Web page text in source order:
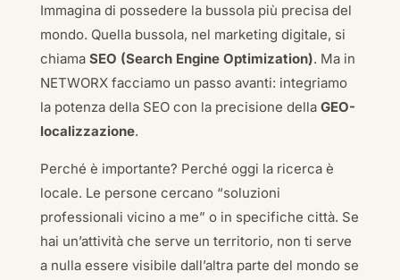
Immagina di possedere la bussola più precisa del
mondo. Quella bussola, nel marketing digitale, si
chiama SEO (Search Engine Optimization). Ma in
NETWORX facciamo un passo avanti: integriamo
la potenza della SEO con la precisione della GEO-
localizzazione.
Perché è importante? Perché oggi la ricerca è
locale. Le persone cercano “soluzioni
professionali vicino a me” o in specifiche città. Se
hai un’attività che serve un territorio, non ti serve
a nulla essere visibile dall’altra parte del mondo se